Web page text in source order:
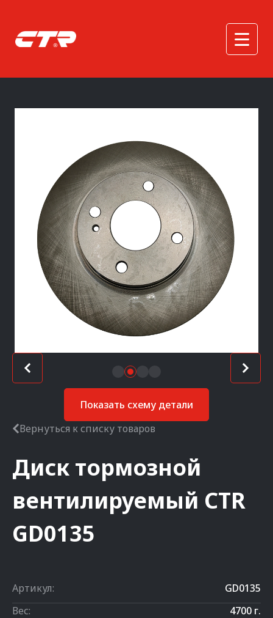
Показать схему детали
Вернуться к списку товаров
Диск тормозной
вентилируемый CTR
GD0135
Артикул:
GD0135
Вес:
4700 г.